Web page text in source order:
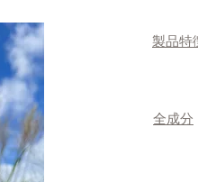
製品特
​全成分